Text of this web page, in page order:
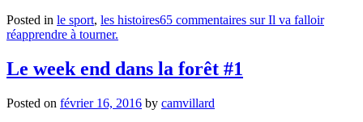
Posted in le sport, les histoires65 commentaires sur Il va falloir
réapprendre à tourner.
Le week end dans la forêt #1
Posted on février 16, 2016 by camvillard